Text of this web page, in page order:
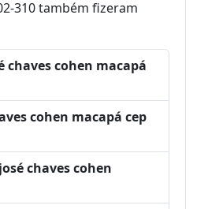
310 também fizeram
chaves cohen macapá
cohen macapá cep
chaves cohen